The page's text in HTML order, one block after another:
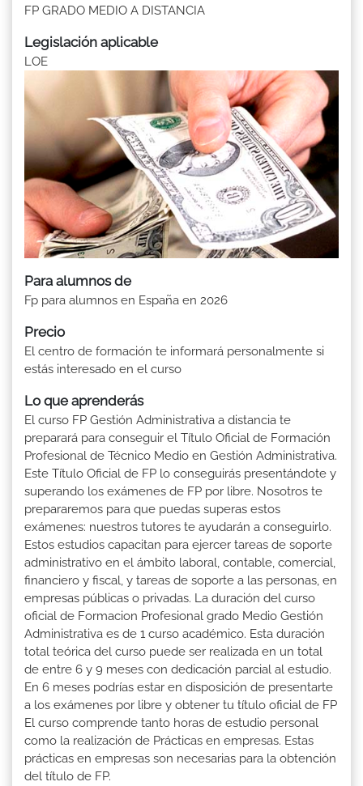
FP GRADO MEDIO A DISTANCIA
Legislación aplicable
LOE
Para alumnos de
Fp para alumnos en España en 2026
Precio
El centro de formación te informará personalmente si
estás interesado en el curso
Lo que aprenderás
El curso FP Gestión Administrativa a distancia te
preparará para conseguir el Título Oficial de Formación
Profesional de Técnico Medio en Gestión Administrativa.
Este Título Oficial de FP lo conseguirás presentándote y
superando los exámenes de FP por libre. Nosotros te
prepararemos para que puedas superas estos
exámenes: nuestros tutores te ayudarán a conseguirlo.
Estos estudios capacitan para ejercer tareas de soporte
administrativo en el ámbito laboral, contable, comercial,
financiero y fiscal, y tareas de soporte a las personas, en
empresas públicas o privadas. La duración del curso
oficial de Formacion Profesional grado Medio Gestión
Administrativa es de 1 curso académico. Esta duración
total teórica del curso puede ser realizada en un total
de entre 6 y 9 meses con dedicación parcial al estudio.
En 6 meses podrías estar en disposición de presentarte
a los exámenes por libre y obtener tu título oficial de FP
El curso comprende tanto horas de estudio personal
como la realización de Prácticas en empresas. Estas
prácticas en empresas son necesarias para la obtención
del título de FP.